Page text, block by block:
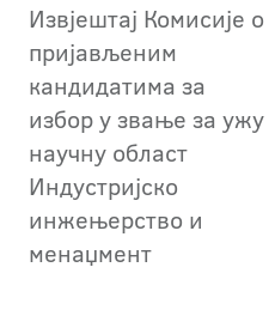
Извјештај Комисије о
пријављеним
кандидатима за
избор у звање за ужу
научну област
Индустријско
инжењерство и
менаџмент